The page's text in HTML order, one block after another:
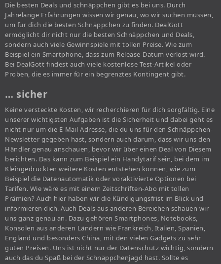
Die besten Deals und schnäppchen gibt es bei uns. Durch
Jahrelange Erfahrungen wissen wir genau, wo wir suchen müssen,
um für dich die besten Schnäppchen zu finden. DealGott
ermöglicht dir nicht nur die besten Schnäppchen und Deals,
sondern auch viele Gewinnspiele mit tollen Preise. Wie zum
Beispiel ein Smartphone, dass zum Release-Datum verlost wird.
Bei DealGott findest auch viele kostenlose Test-Artikel oder
Proben, die es immer für ein begrenztes Kontingent gibt.
… sicher
Keine versteckte Kosten, wir recherchieren für dich sorgfältig. Eine
unserer wichtigsten Aufgaben ist die Sicherheit und dabei geht es
nicht nur um die E-Mail Adresse, die du uns für den Schnäppchen-
Newsletter gegeben hast, sondern auch darum, dass wir uns den
Händler genau anschauen, bevor wir über einen Deal von Diesem
berichten. Das kann zum Beispiel ein Handytarif sein, bei dem im
Kleingedruckten weitere Kosten entstehen können, wie zum
Beispiel die Datenautomatik oder voraktivierte Optionen bei
Tarifen. Wie wäre es mit einem Zeitschriften-Abo mit tollen
Prämien? Auch hier haben wir die Kündigungsfrist im Blick und
informieren dich. Auch Deals aus anderen Bereichen schauen wir
uns ganz genau an. Dazu gehören Smartphones, Notebooks,
Konsolen aus anderen Ländern wie Frankreich, Italien, Spanien,
England und besonders China, mit den vielen Gadgets zu sehr
guten Preisen. Uns ist nicht nur der Datenschutz wichtig, sondern
auch das du Spaß bei der Schnäppchenjagd hast. Sollte es